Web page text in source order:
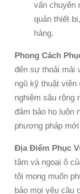
vấn chuyên
quản thiết
hàng.
Phong Cách
đến sự thoải mái
ngũ kỹ thuật viên
nghiệm sâu rộng
đảm bảo họ luôn
phương pháp
Địa Điểm Phục
tâm và ngoại ô
tôi mong muốn
bảo mọi yêu cầu